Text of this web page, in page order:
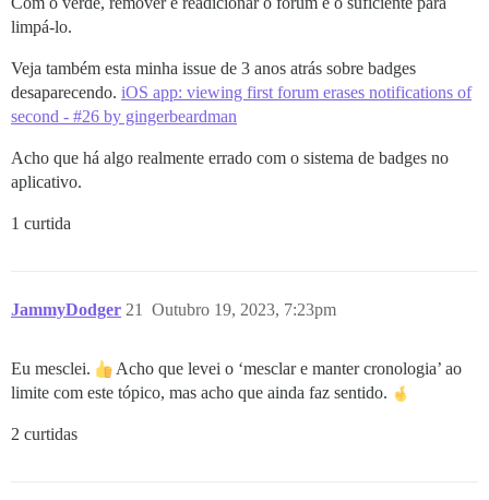
limpá-lo.
Veja também esta minha issue de 3 anos atrás sobre badges
desaparecendo. iOS app: viewing first forum erases notifications of
second - #26 by gingerbeardman
Acho que há algo realmente errado com o sistema de badges no
aplicativo.
1 curtida
JammyDodger Outubro 19, 2023, 7:23pm
21
Eu mesclei.
Acho que levei o ‘mesclar e manter cronologia’ ao
limite com este tópico, mas acho que ainda faz sentido.
2 curtidas